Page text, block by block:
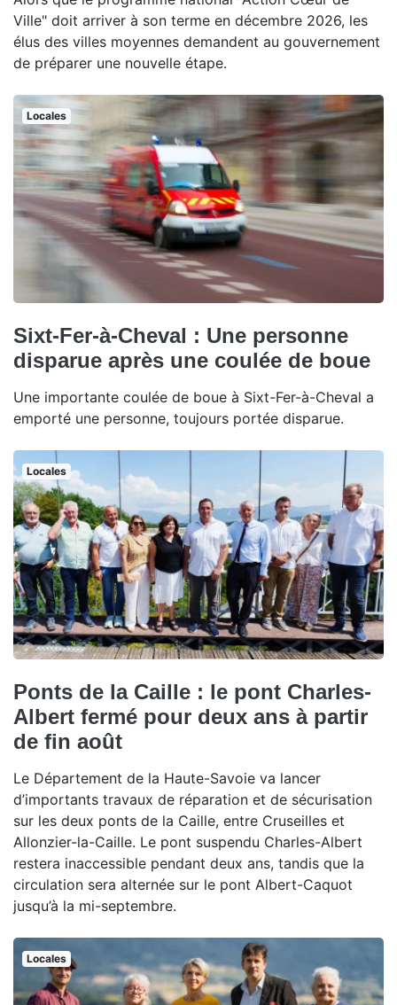
Ville" doit arriver à son terme en décembre 2026, les
élus des villes moyennes demandent au gouvernement
de préparer une nouvelle étape.
Locales
Sixt-Fer-à-Cheval : Une personne
disparue après une coulée de boue
Une importante coulée de boue à Sixt-Fer-à-Cheval a
emporté une personne, toujours portée disparue.
Locales
Ponts de la Caille : le pont Charles-
Albert fermé pour deux ans à partir
de fin août
Le Département de la Haute-Savoie va lancer
d’importants travaux de réparation et de sécurisation
sur les deux ponts de la Caille, entre Cruseilles et
Allonzier-la-Caille. Le pont suspendu Charles-Albert
restera inaccessible pendant deux ans, tandis que la
circulation sera alternée sur le pont Albert-Caquot
jusqu’à la mi-septembre.
Locales